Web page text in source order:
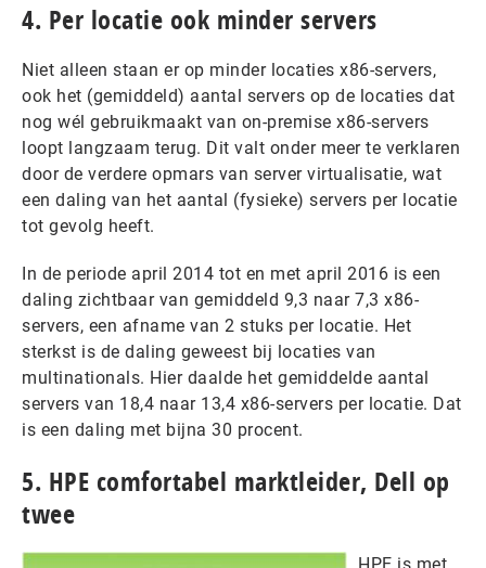
4. Per locatie ook minder servers
Niet alleen staan er op minder locaties x86-servers,
ook het (gemiddeld) aantal servers op de locaties dat
nog wél gebruikmaakt van on-premise x86-servers
loopt langzaam terug. Dit valt onder meer te verklaren
door de verdere opmars van server virtualisatie, wat
een daling van het aantal (fysieke) servers per locatie
tot gevolg heeft.
In de periode april 2014 tot en met april 2016 is een
daling zichtbaar van gemiddeld 9,3 naar 7,3 x86-
servers, een afname van 2 stuks per locatie. Het
sterkst is de daling geweest bij locaties van
multinationals. Hier daalde het gemiddelde aantal
servers van 18,4 naar 13,4 x86-servers per locatie. Dat
is een daling met bijna 30 procent.
5. HPE comfortabel marktleider, Dell op
twee
HPE is met